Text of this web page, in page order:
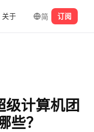
关于 简 订阅
计算机团
些？